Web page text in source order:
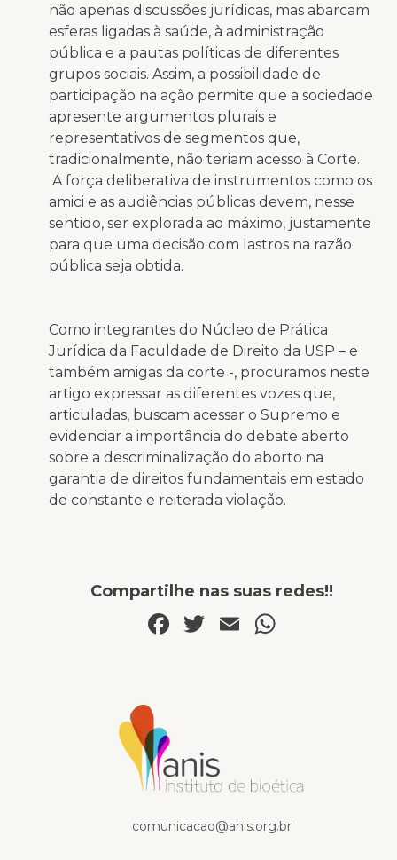
não apenas discussões jurídicas, mas abarcam
esferas ligadas à saúde, à administração
pública e a pautas políticas de diferentes
grupos sociais. Assim, a possibilidade de
participação na ação permite que a sociedade
apresente argumentos plurais e
representativos de segmentos que,
tradicionalmente, não teriam acesso à Corte.
A força deliberativa de instrumentos como os
amici e as audiências públicas devem, nesse
sentido, ser explorada ao máximo, justamente
para que uma decisão com lastros na razão
pública seja obtida.
Como integrantes do Núcleo de Prática
Jurídica da Faculdade de Direito da USP – e
também amigas da corte -, procuramos neste
artigo expressar as diferentes vozes que,
articuladas, buscam acessar o Supremo e
evidenciar a importância do debate aberto
sobre a descriminalização do aborto na
garantia de direitos fundamentais em estado
de constante e reiterada violação.
Compartilhe nas suas redes!!
Facebook
Twitter
Email
comunicacao@anis.org.br